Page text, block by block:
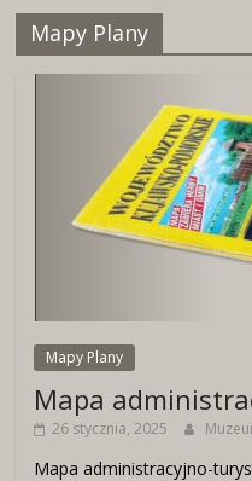
Mapy Plany
Mapy Plany
Mapa
26 stycznia, 2025
Mapa administracyjno-